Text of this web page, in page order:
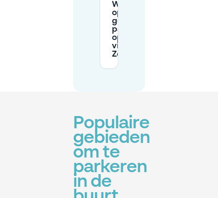
Wat zijn mijn
opties als ik
geen
parkeerplek
op straat kan
vinden op
Zeppelinallee?
Populaire
gebieden
om te
parkeren
in de